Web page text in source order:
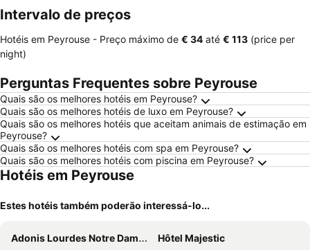
Intervalo de preços
Hotéis em Peyrouse - Preço máximo de ‎€ 34 até ‎€ 113 (price per
night)
Perguntas Frequentes sobre Peyrouse
Quais são os melhores hotéis em Peyrouse?
Quais são os melhores hotéis de luxo em Peyrouse?
Quais são os melhores hotéis que aceitam animais de estimação em
Peyrouse?
Quais são os melhores hotéis com spa em Peyrouse?
Quais são os melhores hotéis com piscina em Peyrouse?
Hotéis em Peyrouse
Estes hotéis também poderão interessá-lo...
Adonis Lourdes Notre Dame De La Sarte
Hôtel Majestic